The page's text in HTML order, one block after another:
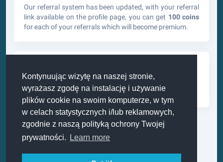
Kontynuując wizytę na naszej stronie,
wyrażasz zgodę na instalację i używanie
plików cookie na swoim komputerze, w tym
w celach statystycznych i/lub reklamowych,
zgodnie z naszą polityką ochrony Twojej
prywatności.
Learn more
Our referral system has been updated, with your referral
link available on the profile page, you can get 100 coins
for each of your referrals which will become premium.
2 years ago
Torrents are now available for all premium users.